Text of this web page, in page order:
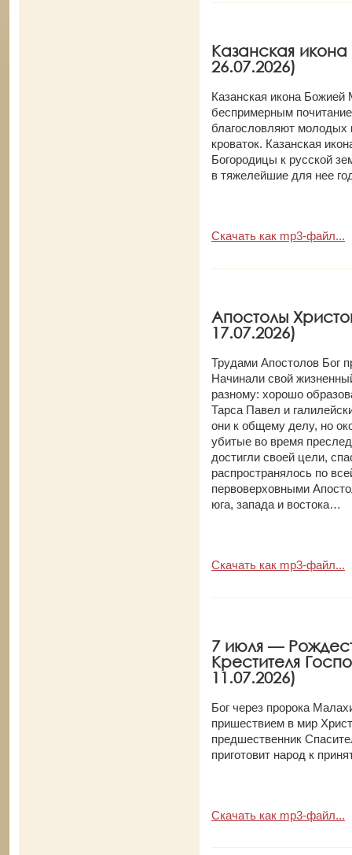
Казанская
26.07.2026)
Казанская икона Божией
беспримерным
благословляют молодых
кроваток. Казанская
Богородицы к русской
в тяжелейшие для нее
Скачать как mp3-файл...
Апостолы
17.07.2026)
Трудами Апостолов Бог
Начинали свой
разному: хорошо
Тарса Павел и
они к общему делу, но
убитые во время
достигли своей цели,
распространялось по
первоверховными
юга, запада и востока…
Скачать как mp3-файл...
7 июля —
Крестителя
11.07.2026)
Бог через пророка
пришествием в мир
предшественник
приготовит народ к
Скачать как mp3-файл...